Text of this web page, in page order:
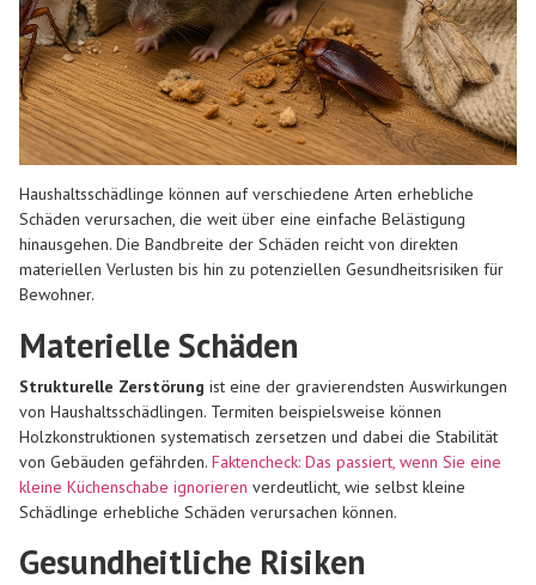
Haushaltsschädlinge können auf verschiedene Arten erhebliche
Schäden verursachen, die weit über eine einfache Belästigung
hinausgehen. Die Bandbreite der Schäden reicht von direkten
materiellen Verlusten bis hin zu potenziellen Gesundheitsrisiken für
Bewohner.
Materielle Schäden
Strukturelle Zerstörung ist eine der gravierendsten Auswirkungen
von Haushaltsschädlingen. Termiten beispielsweise können
Holzkonstruktionen systematisch zersetzen und dabei die Stabilität
von Gebäuden gefährden. Faktencheck: Das passiert, wenn Sie eine
kleine Küchenschabe ignorieren verdeutlicht, wie selbst kleine
Schädlinge erhebliche Schäden verursachen können.
Gesundheitliche Risiken